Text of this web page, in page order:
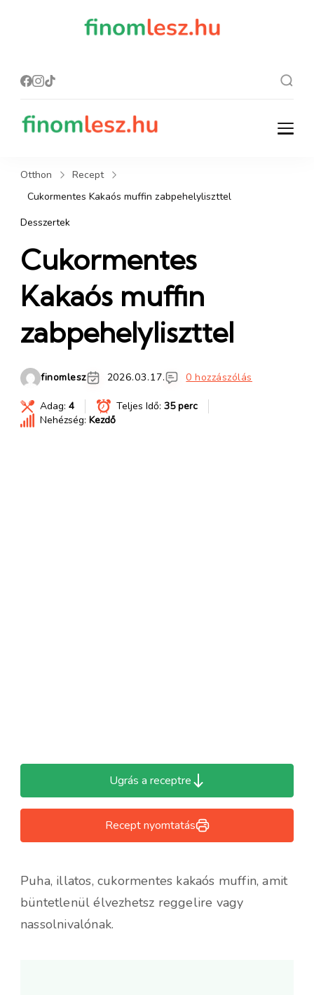
finomlesz.hu
Recept, ami finom lesz.
Otthon
Recept
Cukormentes Kakaós muffin zabpehelyliszttel
Desszertek
Cukormentes
Kakaós muffin
zabpehelyliszttel
finomlesz 2026.03.17. 0 hozzászólás
Adag: 4 Teljes Idő: 35 perc
Nehézség: Kezdő
Ugrás a receptre
Recept nyomtatás
Puha, illatos, cukormentes kakaós muffin, amit
büntetlenül élvezhetsz reggelire vagy
nassolnivalónak.